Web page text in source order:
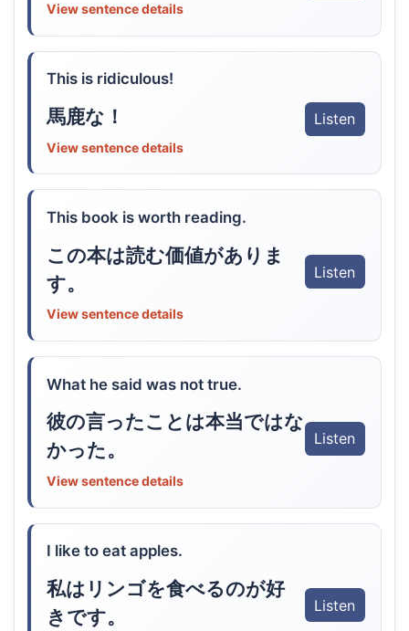
View sentence details
This is ridiculous!
馬鹿な！ Listen
View sentence details
This book is worth reading.
この本は読む価値がありま
す。
Listen
View sentence details
What he said was not true.
彼の言ったことは本当ではな
かった。
Listen
View sentence details
I like to eat apples.
私はリンゴを食べるのが好
きです。
Listen